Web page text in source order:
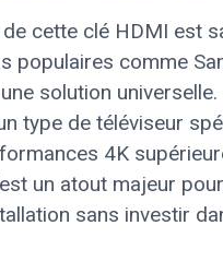
cette clé HDMI est
populaires comme
solution
type de téléviseur
4K
un atout majeur
sans investir